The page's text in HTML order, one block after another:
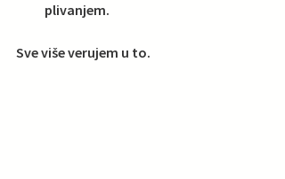
plivanjem.
Sve više verujem u to.